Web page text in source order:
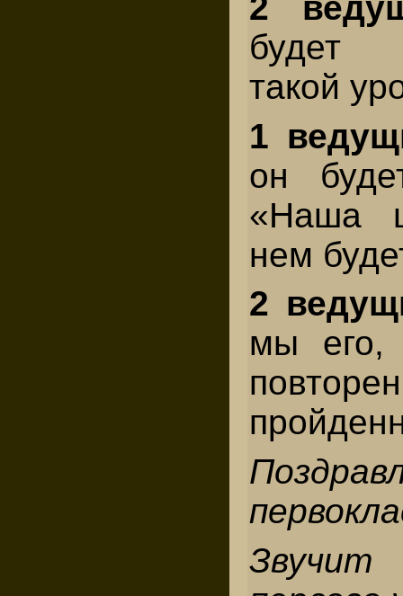
будет
такой
1
он
«Наша
нем
2
мы его,